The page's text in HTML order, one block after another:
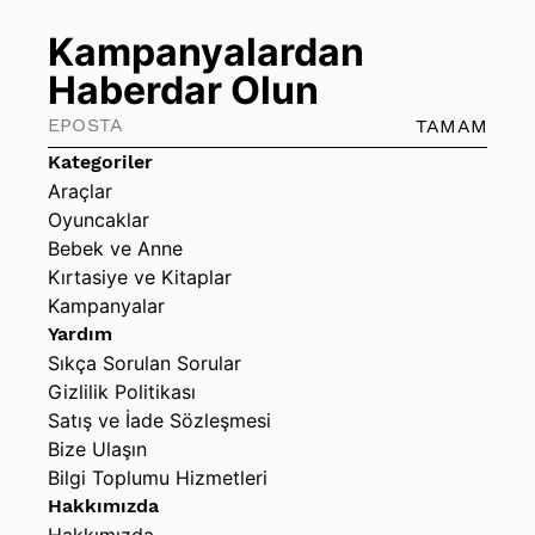
Kategoriler
Araçlar
Oyuncaklar
Bebek ve Anne
Kırtasiye ve Kitaplar
Kampanyalar
Yardım
Sıkça Sorulan Sorular
Gizlilik Politikası
Satış ve İade Sözleşmesi
Bize Ulaşın
Bilgi Toplumu Hizmetleri
Hakkımızda
Kampanyalardan
Haberdar Olun
TAMAM